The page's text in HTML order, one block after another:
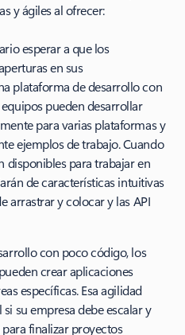
y ágiles al ofrecer:
esperar a que los
en sus
plataforma de desarrollo con
pueden desarrollar
para varias plataformas y
ejemplos de trabajo. Cuando
disponibles para trabajar en
de características intuitivas
arrastrar y colocar y las API
con poco código, los
crear aplicaciones
específicas. Esa agilidad
su empresa debe escalar y
finalizar proyectos